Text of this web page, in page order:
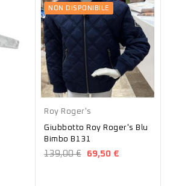
Blu
NON DISPONIBILE
Roy Roger's
Giubbotto Roy Roger's Blu
Bimbo B131
139,00 € 69,50 €